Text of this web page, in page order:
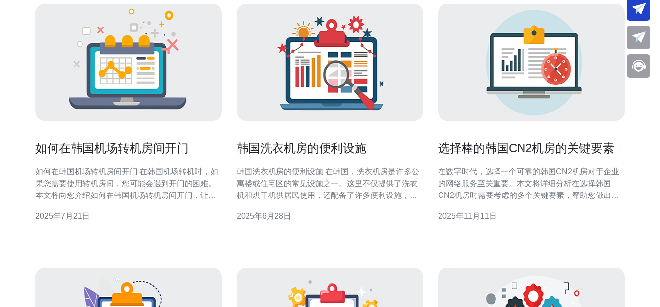
如何在韩国机场转机房间开门
如何在韩国机场转机房间开门 在韩国机场转机时，如
果您需要使用转机房间，您可能会遇到开门的困难。
本文将向您介绍如何在韩国机场转机房间开门，让您
转机房间。这些房间通常提供免费的休息区、免费Wi-
2025年7月21日
韩国洗衣机房的便利设施
韩国洗衣机房的便利设施 在韩国，洗衣机房是许多公
寓楼或住宅区的常见设施之一。这里不仅提供了洗衣
机和烘干机供居民使用，还配备了许多便利设施，让
时开放，这意味着居民可以根据自己的时间安排随时
2025年6月28日
选择棒的韩国CN2机房的关键要素
在数字时代，选择一个可靠的韩国CN2机房对于企业
的网络服务至关重要。本文将详细分析在选择韩国
CN2机房时需要考虑的多个关键要素，帮助您做出明
机房的原因主要在于其优越的网络性能和稳定性。韩
2025年11月11日